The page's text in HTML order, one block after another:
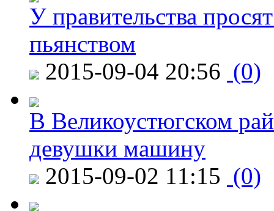
У правительства
пьянством
2015-09-04 20:56 (0)
В Великоустюгском
девушки машину
2015-09-02 11:15 (0)